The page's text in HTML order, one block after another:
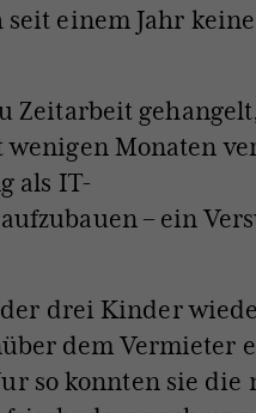
einem Jahr
Zeitarbeit
Monaten
als IT-
– ein
drei Kinder
dem Vermieter
so konnten sie die